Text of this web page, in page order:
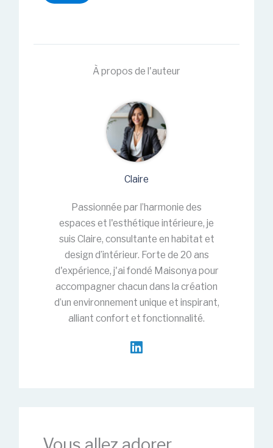
À propos de l'auteur
Claire
Passionnée par l’harmonie des
espaces et l'esthétique intérieure, je
suis Claire, consultante en habitat et
design d’intérieur. Forte de 20 ans
d'expérience, j'ai fondé Maisonya pour
accompagner chacun dans la création
d’un environnement unique et inspirant,
alliant confort et fonctionnalité.